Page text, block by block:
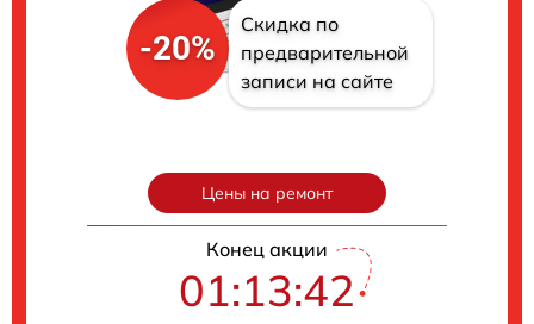
-20%
Скидка по
предварительной
записи на сайте
Цены на ремонт
Конец акции
01:13:40